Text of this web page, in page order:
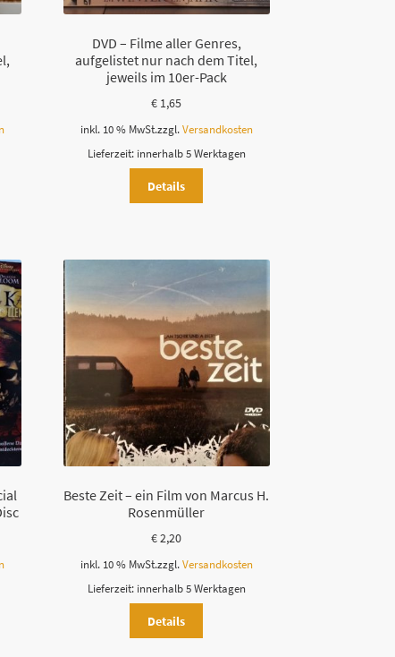
DVD – Filme aller Genres,
aufgelistet nur nach dem Titel,
jeweils im 10er-Pack
€ 1,65
inkl. 10 % MwSt.zzgl. Versandkosten
Lieferzeit: innerhalb 5 Werktagen
Details
Beste Zeit – ein Film von Marcus H.
Rosenmüller
€2,20
inkl. 10 % MwSt.zzgl. Versandkosten
Lieferzeit: innerhalb 5 Werktagen
Details